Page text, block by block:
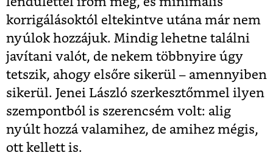
korrigálásoktól eltekintve utána már nem
nyúlok hozzájuk. Mindig lehetne találni
javítani valót, de nekem többnyire úgy
tetszik, ahogy elsőre sikerül – amennyiben
sikerül. Jenei László szerkesztőmmel ilyen
szempontból is szerencsém volt: alig
nyúlt hozzá valamihez, de amihez mégis,
ott kellett is.